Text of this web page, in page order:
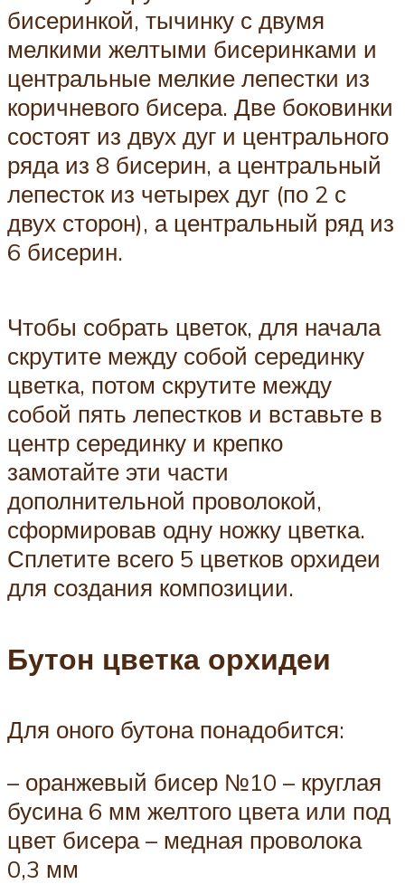
бисеринкой, тычинку с двумя
мелкими желтыми бисеринками и
центральные мелкие лепестки из
коричневого бисера. Две боковинки
состоят из двух дуг и центрального
ряда из 8 бисерин, а центральный
лепесток из четырех дуг (по 2 с
двух сторон), а центральный ряд из
6 бисерин.
Чтобы собрать цветок, для начала
скрутите между собой серединку
цветка, потом скрутите между
собой пять лепестков и вставьте в
центр серединку и крепко
замотайте эти части
дополнительной проволокой,
сформировав одну ножку цветка.
Сплетите всего 5 цветков орхидеи
для создания композиции.
Бутон цветка орхидеи
Для оного бутона понадобится:
– оранжевый бисер №10 – круглая
бусина 6 мм желтого цвета или под
цвет бисера – медная проволока
0,3 мм